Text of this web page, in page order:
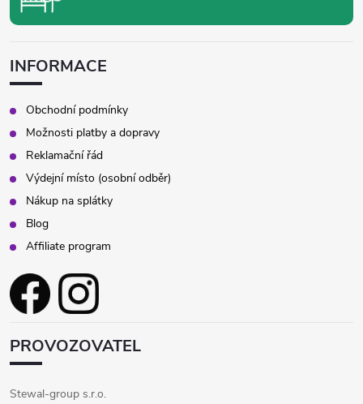
INFORMACE
Obchodní podmínky
Možnosti platby a dopravy
Reklamační řád
Výdejní místo (osobní odběr)
Nákup na splátky
Blog
Affiliate program
PROVOZOVATEL
Stewal-group s.r.o.